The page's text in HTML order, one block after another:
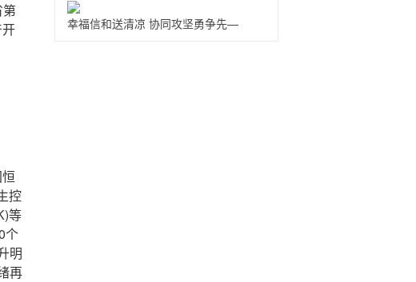
控
等
个
明
再
幸福信和送清凉 协同攻坚勇争先—